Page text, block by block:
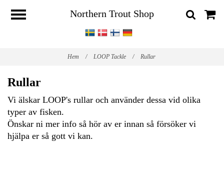
Northern Trout Shop
Hem / LOOP Tackle / Rullar
Rullar
Vi älskar LOOP's rullar och använder dessa vid olika
typer av fisken.
Önskar ni mer info så hör av er innan så försöker vi
hjälpa er så gott vi kan.